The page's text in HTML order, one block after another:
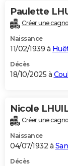
Paulette
Créer une
Naissance
11/02/1939 à
Décès
18/10/2025 à
Nicole
Créer une
Naissance
04/07/1932 à
Décès